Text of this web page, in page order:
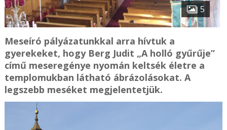
5
Meseíró pályázatunkkal arra hívtuk a
gyerekeket, hogy Berg Judit „A holló gyűrűje”
című meseregénye nyomán keltsék életre a
templomukban látható ábrázolásokat. A
legszebb meséket megjelentetjük.